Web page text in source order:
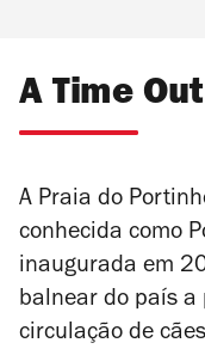
A Time
A Praia do
conhecida como
inaugurada em
balnear do país
circulação de